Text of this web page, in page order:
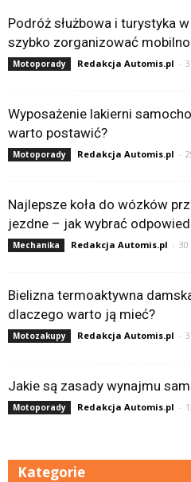
Podróż służbowa i turystyka
szybko zorganizować
Motoporady Redakcja Automis.pl -
Wyposażenie lakierni
warto postawić?
Motoporady Redakcja Automis.pl -
Najlepsze koła do wózków
jezdne – jak wybrać
Mechanika Redakcja Automis.pl -
Bielizna termoaktywna
dlaczego warto ją mieć?
Motozakupy Redakcja Automis.pl -
Jakie są zasady wynajmu
Motoporady Redakcja Automis.pl -
Kategorie